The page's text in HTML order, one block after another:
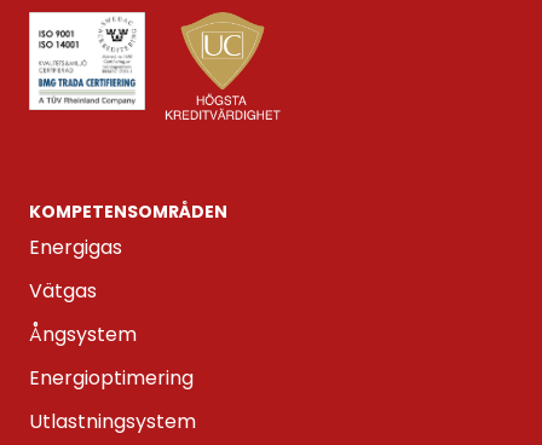
KOMPETENS­OMRÅDEN
Energigas
Vätgas
Ångsystem
Energioptimering
Utlastningsystem